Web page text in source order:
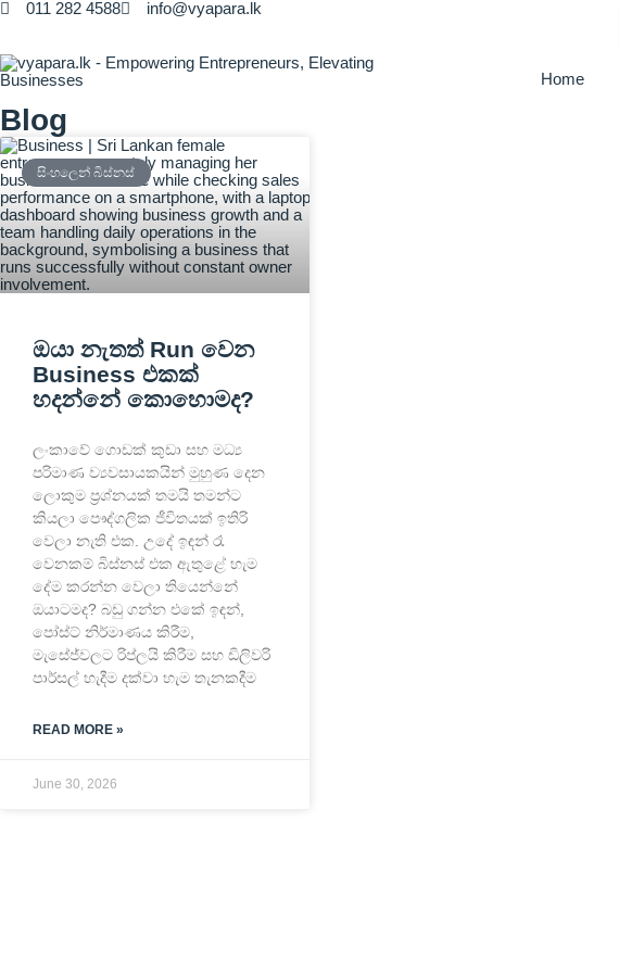
011 282 4588 info@vyapara.lk
Home
Blog
සිංහලෙන් බිස්නස්
ඔයා නැතත් Run වෙන
Business එකක්
හදන්නේ කොහොමද?
ලංකාවේ ගොඩක් කුඩා සහ මධ්‍ය
පරිමාණ ව්‍යවසායකයින් මුහුණ දෙන
ලොකුම ප්‍රශ්නයක් තමයි තමන්ට
කියලා පෞද්ගලික ජීවිතයක් ඉතිරි
වෙලා නැති එක. උදේ ඉඳන් රෑ
වෙනකම් බිස්නස් එක ඇතුළේ හැම
දේම කරන්න වෙලා තියෙන්නේ
ඔයාටමද? බඩු ගන්න එකේ ඉඳන්,
පෝස්ට් නිර්මාණය කිරීම,
මැසේජ්වලට රිප්ලයි කිරීම සහ ඩිලිවරි
පාර්සල් හැදීම දක්වා හැම තැනකදීම
READ MORE »
June 30, 2026